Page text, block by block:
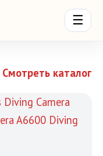
☰
Смотреть каталог